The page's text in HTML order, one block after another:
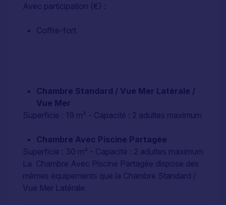
Avec participation (€) :
Coffre-fort
Chambre Standard / Vue Mer Latérale /
Vue Mer
Superficie : 19 m² - Capacité : 2 adultes maximum
Chambre Avec Piscine Partagée
Superficie : 30 m² - Capacité : 2 adultes maximum
La Chambre Avec Piscine Partagée dispose des
mêmes équipements que la Chambre Standard /
Vue Mer Latérale.